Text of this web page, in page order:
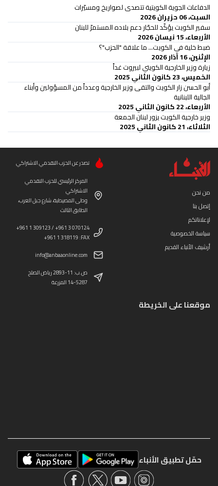
الدفاعات الجوية الكويتية تتصدى لصواريخ ومسيّرات
السبت، 06 حزيران 2026
سفير الكويت يؤكّد للحجّار دعم بلاده المستمرّ للبنان
الأربعاء، 15 نيسان 2026
ضبط خلية في الكويت... ما علاقة "الحزب"؟
الإثنين، 16 آذار 2026
زيارة وزير الخارجية الكويتي لبيروت غداً
الخميس، 23 كانون الثاني 2025
أبو الحسن زار الكويت والتقى وزير الخارجية وعدداً من المسؤولين وأبناء
الجالية اللبنانية
الأربعاء، 22 كانون الثاني 2025
وزير خارجية الكويت يزور لبنان الجمعة
الثلاثاء، 21 كانون الثاني 2025
من نحن
إتصل بنا
لإعلاناتكم
سياسة الخصوصية
أرشيف الأنباء القديم
تصدر عن الحزب التقدمي الاشتراكي
المركز الرئيسي للحزب التقدمي
الاشتراكي
وطى المصيطبة، شارع جبل العرب،
الطابق الثالث
+961 1 309123 / +961 3 070124
+961 1 318119 :FAX
info@anbaaonline.com
ص.ب: 11-2893 رياض الصلح
14-5287 المزرعة
موقعنا على الخريطة
حمّل تطبيق الأنباء